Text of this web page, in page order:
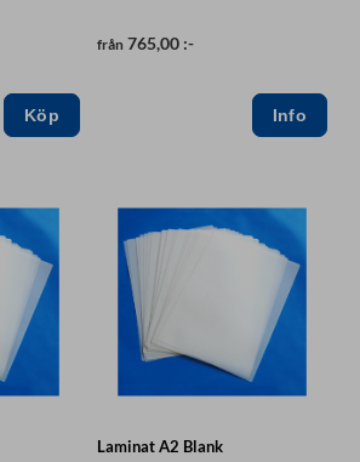
Köp
från 765,00 :-
Laminat A2 Blank